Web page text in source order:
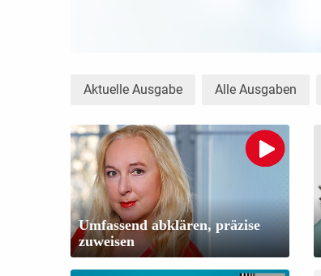
Aktuelle Ausgabe Alle Ausgaben
Umfassend abklären, präzise
zuweisen